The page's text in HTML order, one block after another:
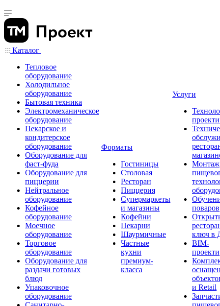
Каталог
Тепловое
оборудование
Холодильное
оборудование
Бытовая техника
Электромеханическое
оборудование
Пекарское и
кондитерское
оборудование
Оборудование для
фаст-фуда
Оборудование для
пиццерии
Нейтральное
оборудование
Кофейное
оборудование
Моечное
оборудование
Торговое
оборудование
Оборудование для
раздачи готовых
блюд
Упаковочное
оборудование
Форматы
Гостиницы
Столовая
Ресторан
Пиццерия
Супермаркеты
и магазины
Кофейни
Пекарни
Шаурмичные
Частные
кухни
премиум-
класса
Услуги
Монтаж
поваров
ключ в
BIM-
и Retail